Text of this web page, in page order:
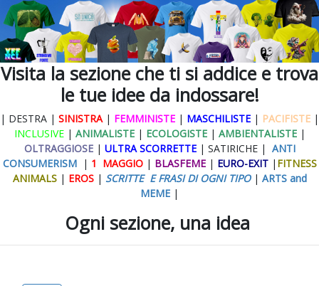
Visita la sezione che ti si addice e trova
le tue idee da indossare!
| DESTRA | SINISTRA| FEMMINISTE | MASCHILISTE | PACIFISTE |
INCLUSIVE| ANIMALISTE| ECOLOGISTE | AMBIENTALISTE|
OLTRAGGIOSE| ULTRA SCORRETTE | SATIRICHE | ANTI
CONSUMERISM | 1 MAGGIO| BLASFEME | EURO-EXIT| FITNESS
ANIMALS| EROS| SCRITTE E FRASI DI OGNI TIPO | ARTS and
MEME |
Ogni sezione, una idea